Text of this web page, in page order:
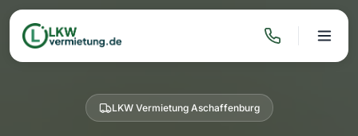
LKW Vermietung Aschaffenburg